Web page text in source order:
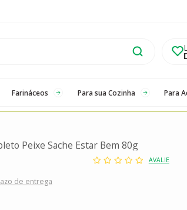
Farináceos Para sua Cozinha Para
Peixe Sache Estar Bem 80g
AVALIE
de entrega